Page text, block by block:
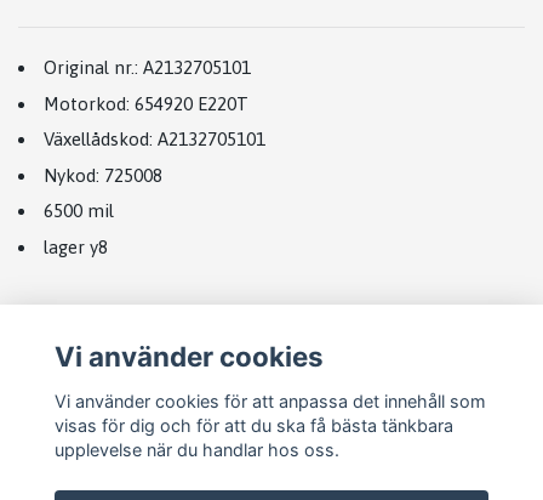
Original nr.: A2132705101
Motorkod: 654920 E220T
Växellådskod: A2132705101
Nykod: 725008
6500 mil
lager y8
Vi använder cookies
Vi använder cookies för att anpassa det innehåll som
visas för dig och för att du ska få bästa tänkbara
upplevelse när du handlar hos oss.